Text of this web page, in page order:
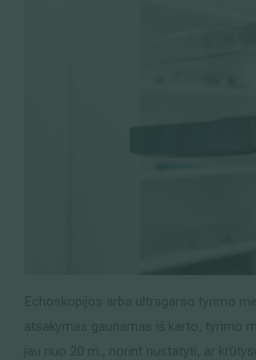
Echoskopijos arba ultragarso tyrimo
atsakymas gaunamas iš karto, tyrimo
jau nuo 20 m., norint nustatyti, ar